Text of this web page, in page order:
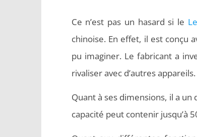
Ce n’est pas un hasard si le
chinoise. En effet, il est conçu
pu imaginer. Le fabricant a
rivaliser avec d’autres
Quant à ses dimensions, il a
capacité peut contenir jusqu’à